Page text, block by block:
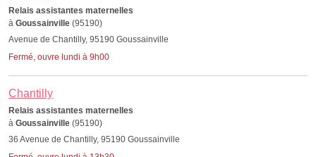
Relais assistantes maternelles
à Goussainville (95190)
Avenue de Chantilly, 95190 Goussainville
Fermé, ouvre lundi à 9h00
Chantilly
Relais assistantes maternelles
à Goussainville (95190)
36 Avenue de Chantilly, 95190 Goussainville